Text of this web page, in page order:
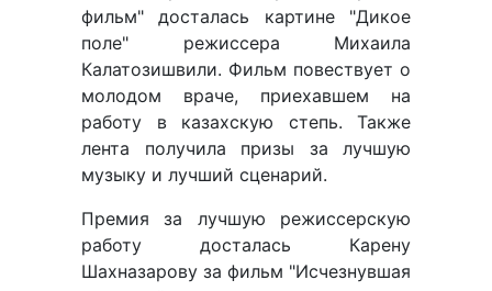
фильм" досталась картине "Дикое
поле" режиссера Михаила
Калатозишвили. Фильм повествует о
молодом враче, приехавшем на
работу в казахскую степь. Также
лента получила призы за лучшую
музыку и лучший сценарий.
Премия за лучшую режиссерскую
работу досталась Карену
Шахназарову за фильм "Исчезнувшая